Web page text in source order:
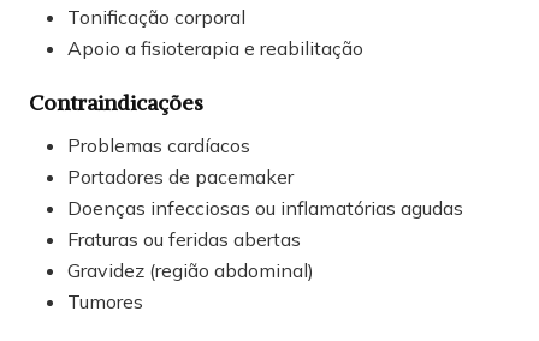
Tonificação corporal
Apoio a fisioterapia e reabilitação
Contraindicações
Problemas cardíacos
Portadores de pacemaker
Doenças infecciosas ou inflamatórias agudas
Fraturas ou feridas abertas
Gravidez (região abdominal)
Tumores